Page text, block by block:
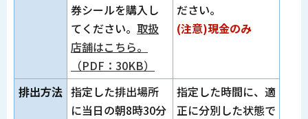
券シールを購入し
てください。 取扱
店舗はこちら。
（PDF：30KB）
ださい。
(注意)現金のみ
排出方法 指定した排出場所
に当日の朝8時30分
指定した時間に、適
正に分別した状態で